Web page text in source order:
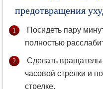
предотвращения
Посидеть пару
полностью
Сделать
часовой стрелки и
стрелке.